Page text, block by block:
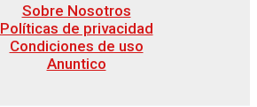
Sobre Nosotros
Políticas de privacidad
Condiciones de uso
Anuntico